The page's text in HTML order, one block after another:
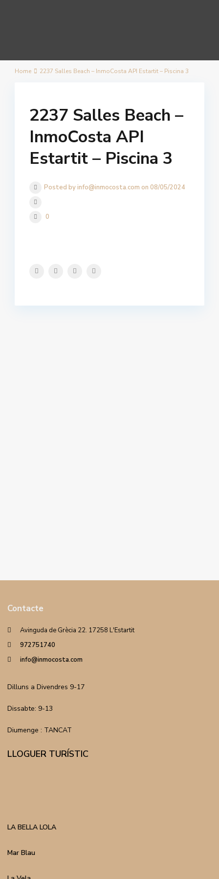
Home 2237 Salles Beach – InmoCosta API Estartit – Piscina 3
2237 Salles Beach –
InmoCosta API
Estartit – Piscina 3
Posted by info@inmocosta.com on 08/05/2024
0
Contacte
Avinguda de Grècia 22. 17258 L'Estartit
972751740
info@inmocosta.com
Dilluns a Divendres 9-17
Dissabte: 9-13
Diumenge : TANCAT
LLOGUER TURÍSTIC
LA BELLA LOLA
Mar Blau